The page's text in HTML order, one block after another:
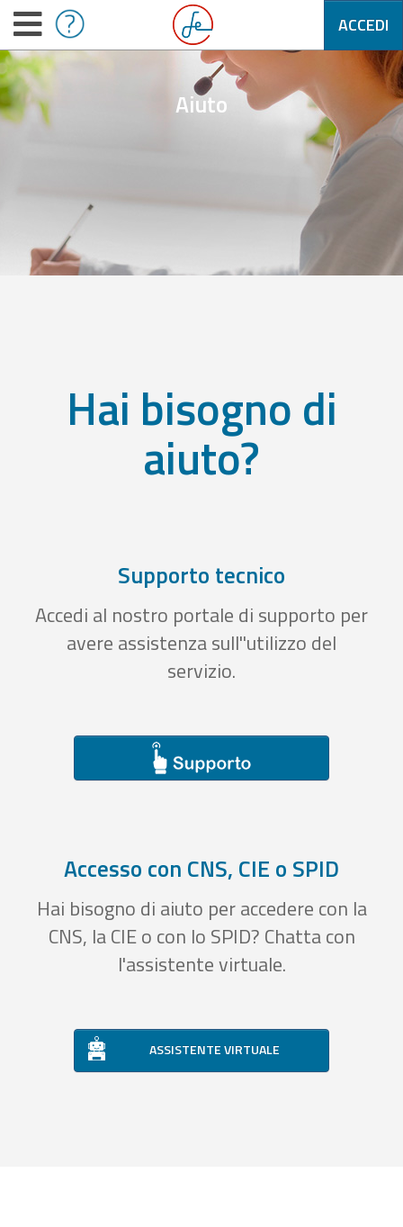
ACCEDI
Aiuto
Hai bisogno di
aiuto?
Supporto tecnico
Accedi al nostro portale di supporto per
avere assistenza sull''utilizzo del
servizio.
Accesso con CNS, CIE o SPID
Hai bisogno di aiuto per accedere con la
CNS, la CIE o con lo SPID? Chatta con
l'assistente virtuale.
ASSISTENTE VIRTUALE